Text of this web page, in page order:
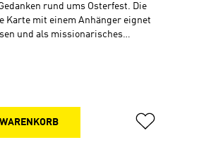
rund ums Osterfest. Die
Karte mit einem Anhänger eignet
und als missionarisches
Freunde. Oder nutzen Sie die
WARENKORB